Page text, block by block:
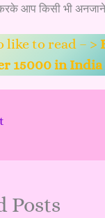
आप किसी भी
like to read – >
15000 in India
Posts